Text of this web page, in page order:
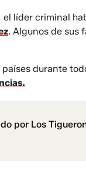
líder criminal
. Algunos de sus
durante
por Los